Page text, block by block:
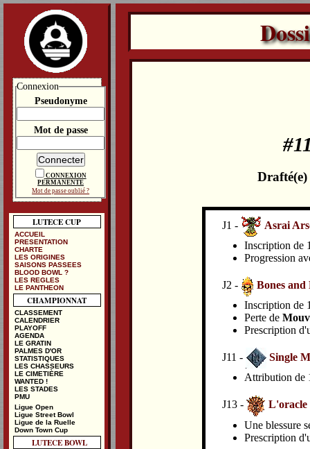
J1 -
Asrai
Inscription de
Progression
J2 -
Bones and
Inscription de
Perte de
Prescription
J11 -
Single
Attribution de
J13 -
L'oracle
Une blessure
Prescription
Connexion
Pseudonyme
Mot de passe
CONNEXION
PERMANENTE
Mot de passe oublié ?
LUTECE CUP
ACCUEIL
PRESENTATION
CHARTE
LES ORIGINES
SAISONS PASSEES
BLOOD BOWL ?
LES REGLES
LE PANTHEON
CHAMPIONNAT
CLASSEMENT
CALENDRIER
PLAYOFF
AGENDA
LE GRATIN
PALMES D'OR
STATISTIQUES
LES CHASSEURS
LE CIMETIÈRE
WANTED !
LES STADES
PMU
Ligue Open
Ligue Street Bowl
Ligue de la Ruelle
Down Town Cup
LUTECE BOWL